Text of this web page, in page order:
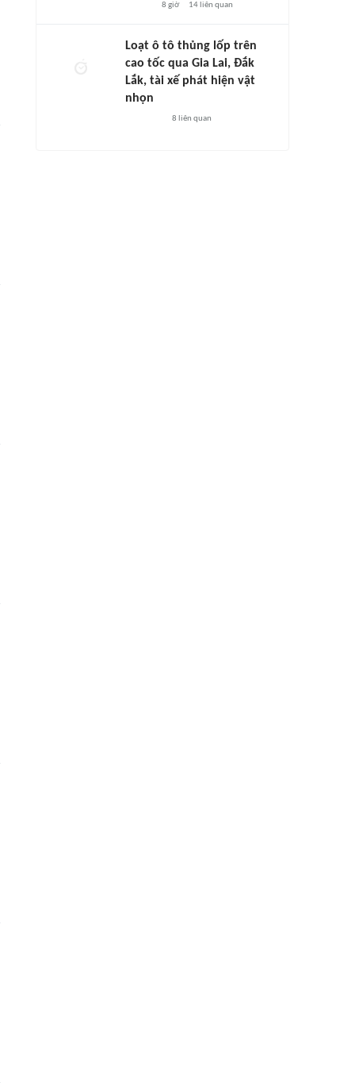
8 giờ 14liên quan
Loạt ô tô thủng lốp trên
cao tốc qua Gia Lai, Đắk
Lắk, tài xế phát hiện vật
nhọn
8 liên quan